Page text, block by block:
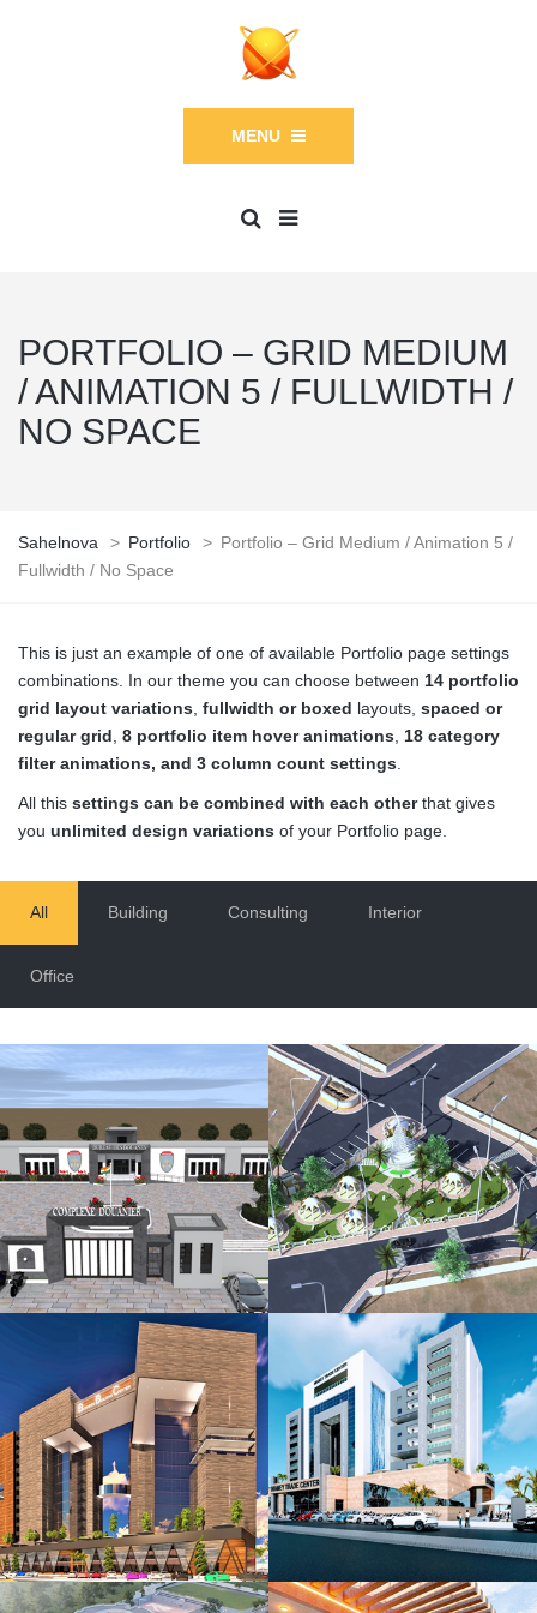
MENU
PORTFOLIO – GRID MEDIUM
/ ANIMATION 5 / FULLWIDTH /
NO SPACE
Sahelnova > Portfolio > Portfolio – Grid Medium / Animation 5 /
Fullwidth / No Space
This is just an example of one of available Portfolio page settings
combinations. In our theme you can choose between 14 portfolio
grid layout variations fullwidth or boxed layouts, spaced or
regular grid 8 portfolio item hover animations 18 category
filter animations, and 3 column count settings
All this settings can be combined with each otherthat gives
you unlimited design variations of your Portfolio page.
All Building Consulting Interior
Office
CONSULTING